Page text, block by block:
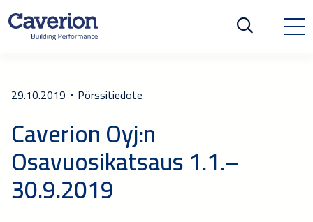
29.10.2019 Pörssitiedote
Caverion Oyj:n
Osavuosikatsaus 1.1.–
30.9.2019